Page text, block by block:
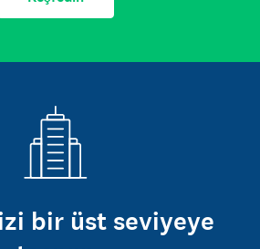
bir üst seviyeye